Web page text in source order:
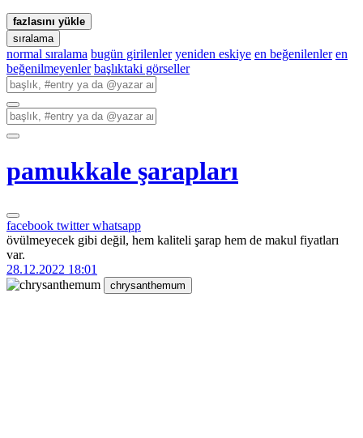
fazlasını yükle
sıralama
normal sıralama bugün girilenler yeniden eskiye en beğenilenler en
beğenilmeyenler başlıktaki görseller
pamukkale şarapları
facebook twitterwhatsapp
övülmeyecek gibi değil, hem kaliteli şarap hem de makul fiyatları
var.
28.12.2022 18:01
chrysanthemum